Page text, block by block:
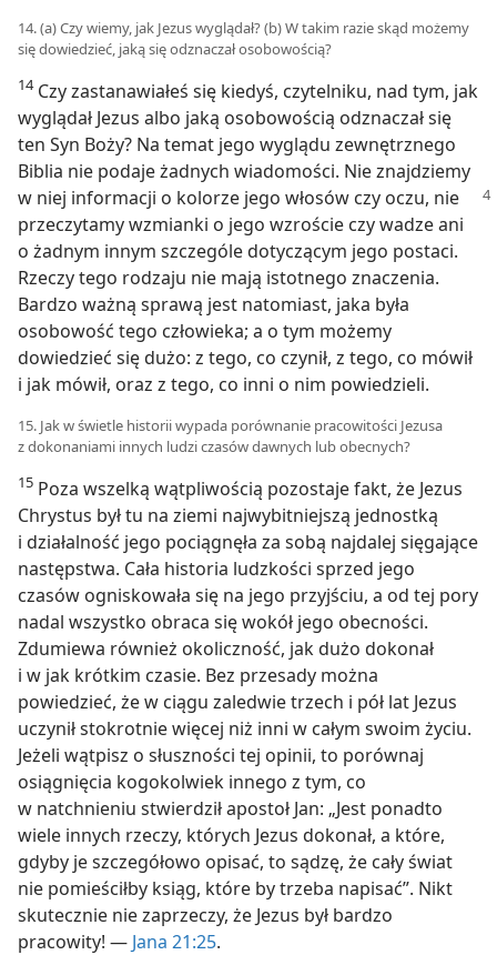
14. (a) Czy wiemy, jak Jezus wyglądał? (b) W takim razie skąd możemy
się dowiedzieć, jaką się odznaczał osobowością?
14Czy zastanawiałeś się kiedyś, czytelniku, nad tym, jak
wyglądał Jezus albo jaką osobowością odznaczał się
ten Syn Boży? Na temat jego wyglądu zewnętrznego
Biblia nie podaje żadnych wiadomości. Nie znajdziemy
w niej informacji o kolorze jego włosów czy oczu, nie
przeczytamy wzmianki o jego wzroście czy wadze ani
o żadnym innym szczególe dotyczącym jego postaci.
Rzeczy tego rodzaju nie mają istotnego znaczenia.
Bardzo ważną sprawą jest natomiast, jaka była
osobowość tego człowieka; a o tym możemy
dowiedzieć się dużo: z tego, co czynił, z tego, co mówił
i jak mówił, oraz z tego, co inni o nim powiedzieli.
15. Jak w świetle historii wypada porównanie pracowitości Jezusa
z dokonaniami innych ludzi czasów dawnych lub obecnych?
15 Poza wszelką wątpliwością pozostaje fakt, że Jezus
Chrystus był tu na ziemi najwybitniejszą jednostką
i działalność jego pociągnęła za sobą najdalej sięgające
następstwa. Cała historia ludzkości sprzed jego
czasów ogniskowała się na jego przyjściu, a od tej pory
nadal wszystko obraca się wokół jego obecności.
Zdumiewa również okoliczność, jak dużo dokonał
i w jak krótkim czasie. Bez przesady można
powiedzieć, że w ciągu zaledwie trzech i pół lat Jezus
uczynił stokrotnie więcej niż inni w całym swoim życiu.
Jeżeli wątpisz o słuszności tej opinii, to porównaj
osiągnięcia kogokolwiek innego z tym, co
w natchnieniu stwierdził apostoł Jan: „Jest ponadto
wiele innych rzeczy, których Jezus dokonał, a które,
gdyby je szczegółowo opisać, to sądzę, że cały świat
nie pomieściłby ksiąg, które by trzeba napisać”. Nikt
skutecznie nie zaprzeczy, że Jezus był bardzo
pracowity! — Jana 21:25.